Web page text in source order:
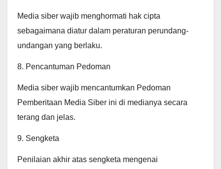
Media siber wajib menghormati hak cipta
sebagaimana diatur dalam peraturan perundang-
undangan yang berlaku.
8. Pencantuman Pedoman
Media siber wajib mencantumkan Pedoman
Pemberitaan Media Siber ini di medianya secara
terang dan jelas.
9. Sengketa
Penilaian akhir atas sengketa mengenai